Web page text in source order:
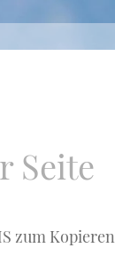
Seite
zum